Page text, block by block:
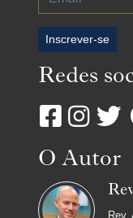
Inscrever-se
Redes
O Autor
Rev.